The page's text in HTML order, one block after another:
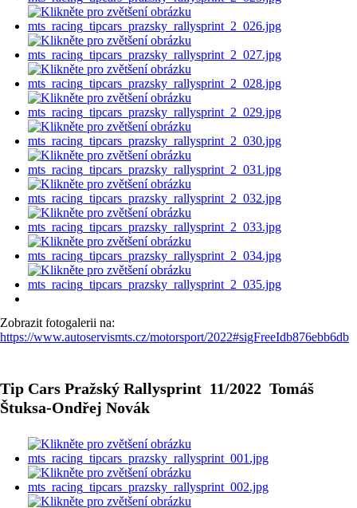
Zobrazit fotogalerii na:
https://www.autoservismts.cz/motorsport/2022#sigFreeIdb876ebb6db
Tip Cars Pražský Rallysprint 11/2022 Tomáš
Štuksa-Ondřej Novák